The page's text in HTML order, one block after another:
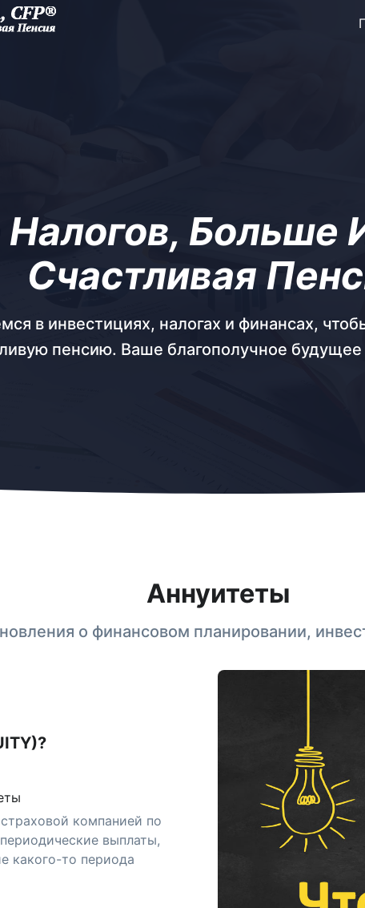
Больше
Счастливая
в инвестициях, налогах и финансах,
пенсию. Ваше благополучное будущее
Аннуитеты
о финансовом планировании,
компанией по
выплаты,
какого-то периода